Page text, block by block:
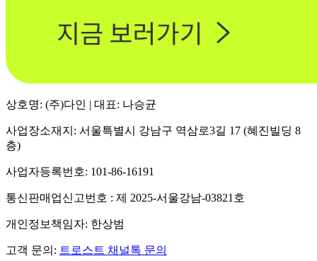
상호명: (주)다인 | 대표: 나승균
사업장소재지: 서울특별시 강남구 역삼로3길 17 (혜진빌딩 8
층)
사업자등록번호: 101-86-16191
통신판매업신고번호 : 제 2025-서울강남-03821호
개인정보책임자: 한상범
고객 문의: 트로스트 채널톡 문의